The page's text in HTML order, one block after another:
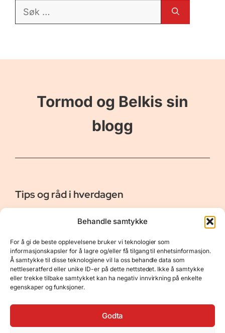
Behandle samtykke
For å gi de beste opplevelsene bruker vi teknologier som
informasjonskapsler for å lagre og/eller få tilgang til enhetsinformasjon.
Å samtykke til disse teknologiene vil la oss behandle data som
nettleseratferd eller unike ID-er på dette nettstedet. Ikke å samtykke
eller trekke tilbake samtykket kan ha negativ innvirkning på enkelte
egenskaper og funksjoner.
Godta
Søk
Tormod og Belkis sin
blogg
Tips og råd i hverdagen
Er vår bloggside hvor vi ønsker å dele våre opplevelser og
gi deg råd og tips innen reiser, hotell - og restauranter,
naturopplevelser, personlig pleie, data, film og bøker m.m.
Nyttige Linker
Om oss
Kontakt
Resurser
Personvernerklæring
Opphavsrett